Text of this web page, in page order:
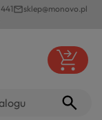
mail_outlinesklep@monovo.pl